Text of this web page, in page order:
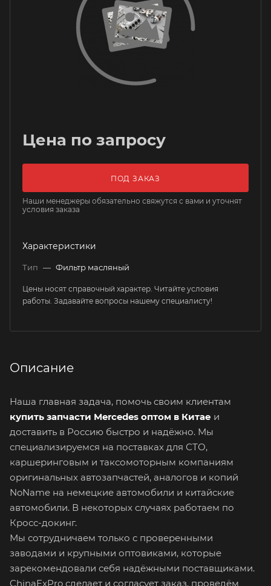
Цена по запросу
ПОД ЗАКАЗ
Наши менеджеры обязательно свяжутся с вами и уточнят
условия заказа
Характеристики
Тип — Фильтр масляный
Цены носят справочный характер. Читайте условия
работы. Задавайте вопросы нашему специалисту!
Описание
Наша главная задача, помочь своим клиентам
купить запчасти Mercedes оптом в Китае и
доставить в Россию быстро и надёжно. Мы
специализируемся на поставках для СТО,
каршеринговым и таксомоторным компаниям
оригинальных автозапчастей, аналогов и копий
NoName на немецкие автомобили и китайские
автомобили. В некоторых случаях работаем по
Кросс-докинг.
Мы сотрудничаем только с проверенными
заводами и крупными оптовиками, которые
зарекомендовали себя надёжными поставщиками.
ChinaExPro сделает и согласует заказ, проведём